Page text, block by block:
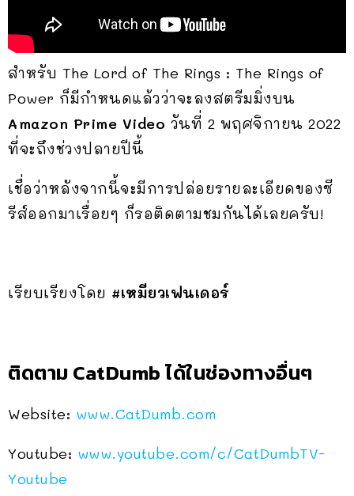
สำหรับ The Lord of The Rings : The Rings of
Power ก็มีกำหนดแล้วว่าจะลงสตรีมมิ่งบน
Amazon Prime Video วันที่ 2 พฤศจิกายน 2022
ที่จะถึงช่วงปลายปีนี้
เชื่อว่าหลังจากนี้จะมีการปล่อยรายละเอียดของซี
รีส์ออกมาเรื่อยๆ ก็รอติดตามชมกันได้เลยครับ!
เรียบเรียงโดย #เหมียวเฟนเดอร์
ติดตาม CatDumb ได้ในช่องทางอื่นๆ
Website: www.CatDumb.com
Youtube: www.youtube.com/c/CatDumbTV-
Youtube